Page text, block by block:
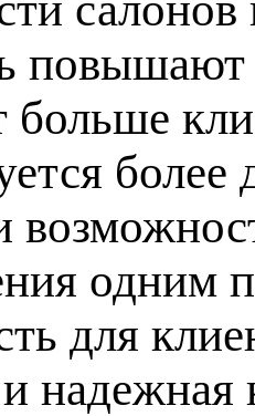
больше
одним
для
надежная